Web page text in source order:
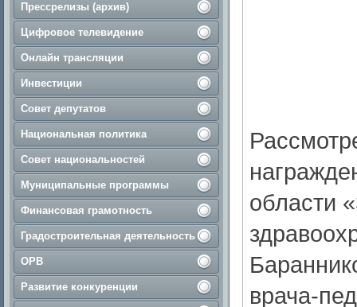
Прессрелизы (архив)
Цифровое телевидение
Онлайн трансляции
Инвестиции
Совет депутатов
Национальная политика
Совет национальностей
Муниципальные программы
Финансовая грамотность
Градостроительная деятельность
ОРВ
Развитие конкуренции
области
врача-